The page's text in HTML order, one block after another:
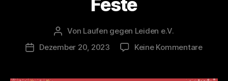
Beitragsautor
Von Laufen gegen Leiden e.V.
Veröffentlichungsdatum
Dezember 20, 2023 Keine Kommentarezu